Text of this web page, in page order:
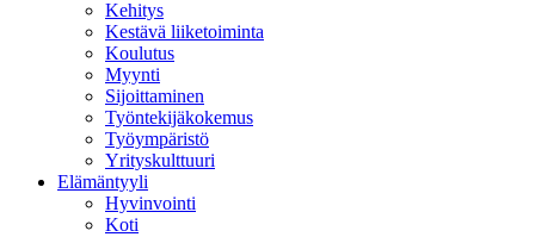
Kehitys
Kestävä liiketoiminta
Koulutus
Myynti
Sijoittaminen
Työntekijäkokemus
Työympäristö
Yrityskulttuuri
Elämäntyyli
Hyvinvointi
Koti